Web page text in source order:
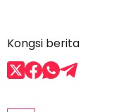
Kongsi berita